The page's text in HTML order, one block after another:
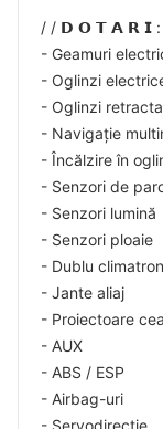
/ / 𝗗 𝗢 𝗧 𝗔 𝗥 𝗜 :
- Geamuri
- Oglinzi
- Oglinzi
- Navigație
- Încălzire în
- Senzori de
- Senzori lumină
- Senzori ploaie
- Dublu
- Jante aliaj
- Proiectoare
- AUX
- ABS / ESP
- Airbag-uri
- Servodirecție